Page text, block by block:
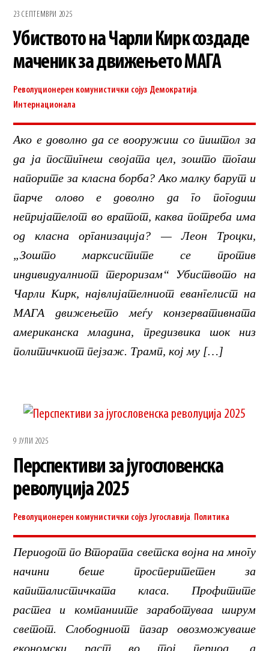
23 СЕПТЕМВРИ 2025
Убиството на Чарли Кирк создаде
маченик за движењето МАГА
Револуционерен комунистички сојуз Демократија
Интернационала
Ако е доволно да се вооружиш со пиштол за
да ја постигнеш својата цел, зошто тогаш
напорите за класна борба? Ако малку барут и
парче олово е доволно да го погодиш
непријателот во вратот, каква потреба има
од класна организација? — Леон Троцки,
„Зошто марксистите се против
индивидуалниот тероризам“ Убиството на
Чарли Кирк, највлијателниот евангелист на
МАГА движењето меѓу конзервативната
американска младина, предизвика шок низ
политичкиот пејзаж. Трамп, кој му […]
9 ЈУЛИ 2025
Перспективи за југословенска
револуција 2025
Револуционерен комунистички сојуз Југославија Политика
Периодот по Втората светска војна на многу
начини беше просперитетен за
капиталистичката класа. Профитите
растеа и компаниите заработуваа ширум
светот. Слободниот пазар овозможуваше
економски раст во тој период, а